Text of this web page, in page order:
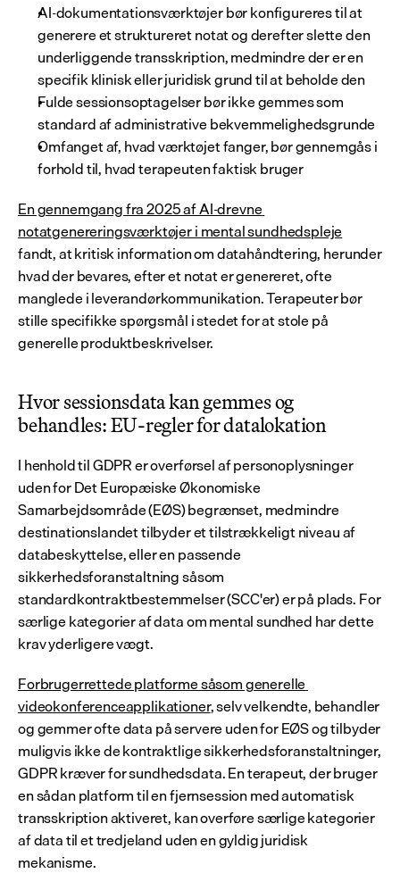
AI-dokumentationsværktøjer bør konfigureres til at
generere et struktureret notat og derefter slette den
underliggende transskription, medmindre der er en
specifik klinisk eller juridisk grund til at beholde den
Fulde sessionsoptagelser bør ikke gemmes som
standard af administrative bekvemmelighedsgrunde
Omfanget af, hvad værktøjet fanger, bør gennemgås i
forhold til, hvad terapeuten faktisk bruger
En gennemgang fra 2025 af AI-drevne
notatgenereringsværktøjer i mental sundhedspleje
fandt, at kritisk information om datahåndtering, herunder
hvad der bevares, efter et notat er genereret, ofte
manglede i leverandørkommunikation. Terapeuter bør
stille specifikke spørgsmål i stedet for at stole på
generelle produktbeskrivelser.
Hvor sessionsdata kan gemmes og
behandles: EU-regler for datalokation
I henhold til GDPR er overførsel af personoplysninger
uden for Det Europæiske Økonomiske
Samarbejdsområde (EØS) begrænset, medmindre
destinationslandet tilbyder et tilstrækkeligt niveau af
databeskyttelse, eller en passende
sikkerhedsforanstaltning såsom
standardkontraktbestemmelser (SCC'er) er på plads. For
særlige kategorier af data om mental sundhed har dette
krav yderligere vægt.
Forbrugerrettede platforme såsom generelle
videokonferenceapplikationer, selv velkendte, behandler
og gemmer ofte data på servere uden for EØS og tilbyder
muligvis ikke de kontraktlige sikkerhedsforanstaltninger,
GDPR kræver for sundhedsdata. En terapeut, der bruger
en sådan platform til en fjernsession med automatisk
transskription aktiveret, kan overføre særlige kategorier
af data til et tredjeland uden en gyldig juridisk
mekanisme.